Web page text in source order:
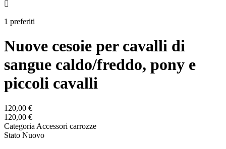

1 preferiti
Nuove cesoie per cavalli di
sangue caldo/freddo, pony e
piccoli cavalli
120,00 €
120,00 €
Categoria Accessori carrozze
Stato Nuovo